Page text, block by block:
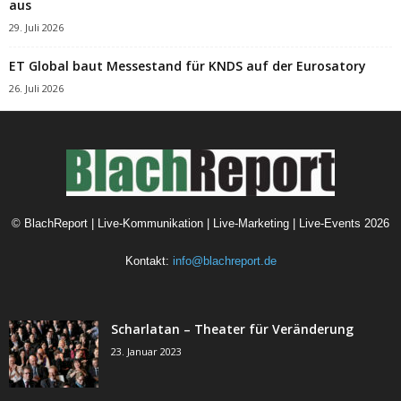
aus
29. Juli 2026
ET Global baut Messestand für KNDS auf der Eurosatory
26. Juli 2026
© BlachReport | Live-Kommunikation | Live-Marketing | Live-Events 2026
Kontakt: info@blachreport.de
Scharlatan – Theater für Veränderung
23. Januar 2023